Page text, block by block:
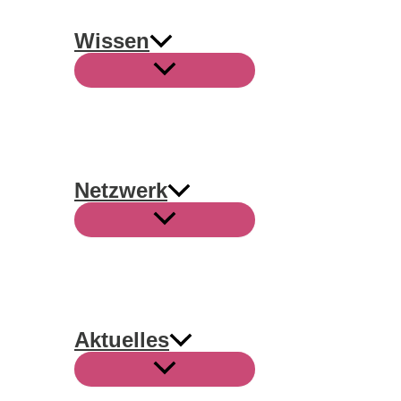
Wissen
Netzwerk
Aktuelles